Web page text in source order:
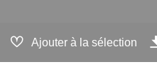
Ajouter à la sélection